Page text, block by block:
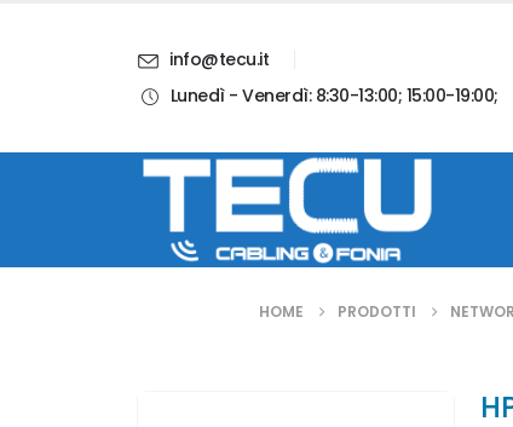
info@tecu.it
Lunedì - Venerdì: 8:30-13:00; 15:00-19:00;
HOME PRODOTTI
Blog Contatti Account